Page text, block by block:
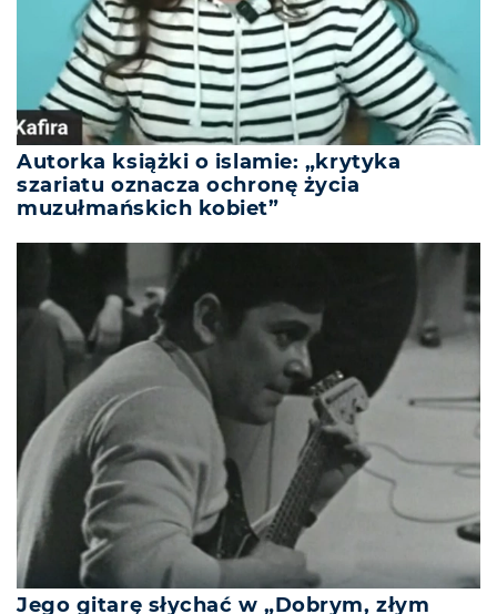
Autorka książki o islamie: „krytyka
szariatu oznacza ochronę życia
muzułmańskich kobiet”
Jego gitarę słychać w „Dobrym, złym